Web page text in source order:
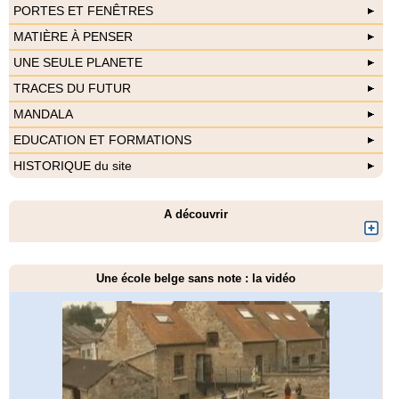
PORTES ET FENÊTRES
MATIÈRE À PENSER
UNE SEULE PLANETE
TRACES DU FUTUR
MANDALA
EDUCATION ET FORMATIONS
HISTORIQUE du site
A découvrir
Une école belge sans note : la vidéo